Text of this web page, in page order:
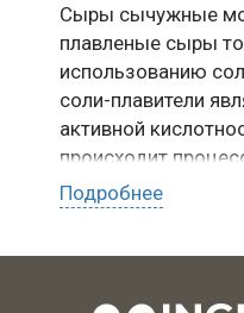
Сыры сычужные
плавленые сыры
использованию
соли-плавители
активной
происходит
содержащего белок.
Эффект действия
массу и
Подробнее